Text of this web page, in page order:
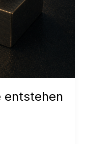
entstehen